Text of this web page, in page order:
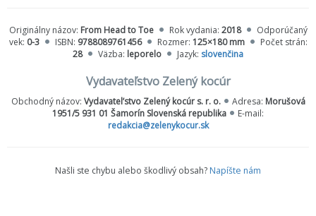
gymnastiku a iné športové aktivity.
Eric Carle zabáva už niekoľko generácií detí. Každá jeho kniha je
plná fantázie a zábavy. Teraz prichádza s novou výzvou:
Od hlavy až po päty
Pripravený? Teraz ty!
Pohni kostrou raz-dva-tri!
Originálny názov: From Head to Toe Rok vydania: 2018
Odporúčaný
vek: 0-3 ISBN: 9788089761456 Rozmer: 125×180 mm
Počet strán:
28
Väzba: leporelo Jazyk: slovenčina
Vydavateľstvo Zelený kocúr
Obchodný názov: Vydavatel’stvo Zelený kocúr s. r. o. Adresa: Morušová
1951/5 931 01 Šamorín Slovenská republika
E-mail:
redakcia@zelenykocur.sk
Našli ste chybu alebo škodlivý obsah? Napíšte nám